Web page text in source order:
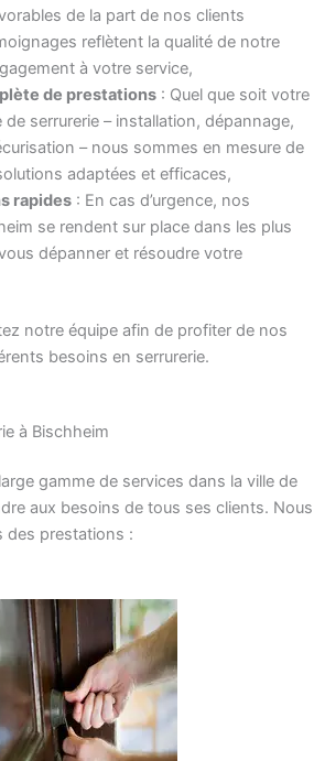
de la part de nos clients
reflètent la qualité de notre
à votre service,
de prestations: Quel que soit votre
serrurerie – installation, dépannage,
– nous sommes en mesure de
adaptées et efficaces,
rapides: En cas d’urgence, nos
se rendent sur place dans les plus
dépanner et résoudre votre
notre équipe afin de profiter de nos
besoins en serrurerie.
à Bischheim
gamme de services dans la ville de
aux besoins de tous ses clients. Nous
des prestations :